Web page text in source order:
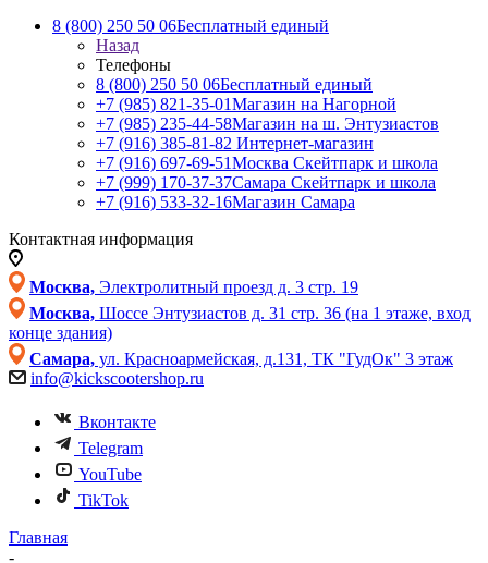
8 (800) 250 50 06Бесплатный единый
Назад
Телефоны
8 (800) 250 50 06Бесплатный единый
+7 (985) 821-35-01Магазин на Нагорной
+7 (985) 235-44-58Магазин на ш. Энтузиастов
+7 (916) 385-81-82 Интернет-магазин
+7 (916) 697-69-51Москва Скейтпарк и школа
+7 (999) 170-37-37Самара Скейтпарк и школа
+7 (916) 533-32-16Магазин Самара
Контактная информация
Москва, Электролитный проезд д. 3 стр. 19
Москва, Шоссе Энтузиастов д. 31 стр. 36 (на 1 этаже, вход
конце здания)
Самара, ул. Красноармейская, д.131, ТК "ГудОк" 3 этаж
info@kickscootershop.ru
Вконтакте
Telegram
YouTube
TikTok
Главная
-